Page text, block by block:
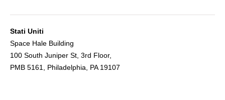
Stati Uniti
Space Hale Building
100 South Juniper St, 3rd Floor,
PMB 5161, Philadelphia, PA 19107